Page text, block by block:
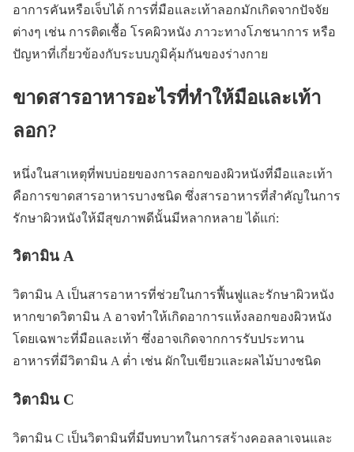
อาการคันหรือเจ็บได้ การที่มือและเท้าลอกมักเกิดจากปัจจัย
ต่างๆ เช่น การติดเชื้อ โรคผิวหนัง ภาวะทางโภชนาการ หรือ
ปัญหาที่เกี่ยวข้องกับระบบภูมิคุ้มกันของร่างกาย
ขาดสารอาหารอะไรที่ทำให้มือและเท้า
ลอก?
หนึ่งในสาเหตุที่พบบ่อยของการลอกของผิวหนังที่มือและเท้า
คือการขาดสารอาหารบางชนิด ซึ่งสารอาหารที่สำคัญในการ
รักษาผิวหนังให้มีสุขภาพดีนั้นมีหลากหลาย ได้แก่:
วิตามิน A
วิตามิน A เป็นสารอาหารที่ช่วยในการฟื้นฟูและรักษาผิวหนัง
หากขาดวิตามิน A อาจทำให้เกิดอาการแห้งลอกของผิวหนัง
โดยเฉพาะที่มือและเท้า ซึ่งอาจเกิดจากการรับประทาน
อาหารที่มีวิตามิน A ต่ำ เช่น ผักใบเขียวและผลไม้บางชนิด
วิตามิน C
วิตามิน C เป็นวิตามินที่มีบทบาทในการสร้างคอลลาเจนและ